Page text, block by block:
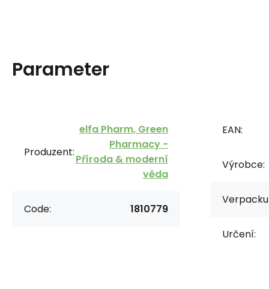
Parameter
Produzent:
elfa Pharm, Green
Pharmacy -
Příroda & moderní
věda
Code: 1810779
EAN:
Výrobce:
Určení: